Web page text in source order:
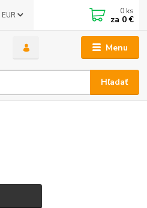
Menu
EUR
Hľadať
0 ks
za 0 €